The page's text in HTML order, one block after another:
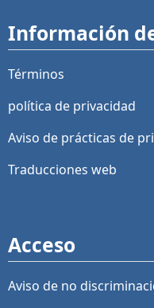
Información
Términos
política de privacidad
Aviso de prácticas de
Traducciones web
Acceso
Aviso de no